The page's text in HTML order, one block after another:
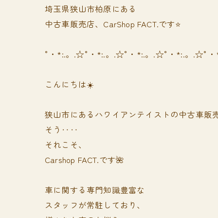
埼玉県狭山市柏原にある
中古車販売店、CarShop FACT.です⭐️
°・*:.。.☆°・*:.。.☆°・*:.。.☆°・*:.。.☆°
こんにちは☀️
狭山市にあるハワイアンテイストの中古車販売
そう‥‥
それこそ、
Carshop FACT.です🌺
車に関する専門知識豊富な
スタッフが常駐しており、